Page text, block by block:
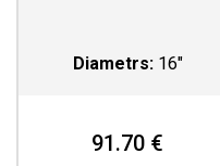
Diametrs:16"
91.70 €